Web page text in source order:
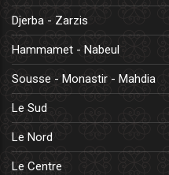
Djerba - Zarzis
Hammamet - Nabeul
Sousse - Monastir - Mahdia
Le Sud
Le Nord
Le Centre